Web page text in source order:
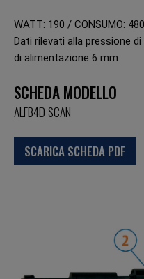
WATT: 190 / CONSUMO:
Dati rilevati alla pressione
di alimentazione 6 mm
SCHEDA MODELLO
ALFB4D SCAN
SCARICA SCHEDA PDF